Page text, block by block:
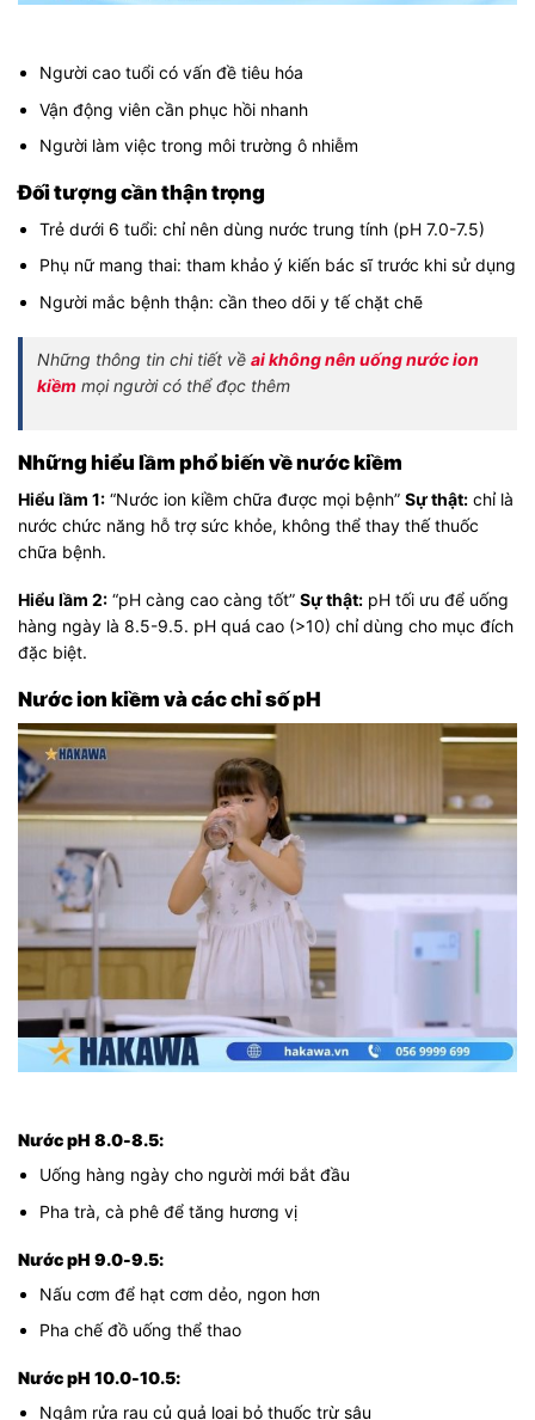
Người cao tuổi có vấn đề tiêu hóa
Vận động viên cần phục hồi nhanh
Người làm việc trong môi trường ô nhiễm
Đối tượng cần thận trọng
Trẻ dưới 6 tuổi: chỉ nên dùng nước trung tính (pH 7.0-7.5)
Phụ nữ mang thai: tham khảo ý kiến bác sĩ trước khi sử dụng
Người mắc bệnh thận: cần theo dõi y tế chặt chẽ
Những thông tin chi tiết về ai không nên uống nước ion
kiềm mọi người có thể đọc thêm
Những hiểu lầm phổ biến về nước kiềm
Hiểu lầm 1: “Nước ion kiềm chữa được mọi bệnh” Sự thật: chỉ là
nước chức năng hỗ trợ sức khỏe, không thể thay thế thuốc
chữa bệnh.
Hiểu lầm 2: “pH càng cao càng tốt” Sự thật: pH tối ưu để uống
hàng ngày là 8.5-9.5. pH quá cao (>10) chỉ dùng cho mục đích
đặc biệt.
Nước ion kiềm và các chỉ số pH
Nước pH 8.0-8.5:
Uống hàng ngày cho người mới bắt đầu
Pha trà, cà phê để tăng hương vị
Nước pH 9.0-9.5:
Nấu cơm để hạt cơm dẻo, ngon hơn
Pha chế đồ uống thể thao
Nước pH 10.0-10.5:
Ngâm rửa rau củ quả loại bỏ thuốc trừ sâu